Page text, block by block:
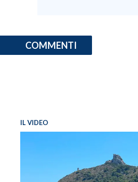
COMMENTI
IL VIDEO